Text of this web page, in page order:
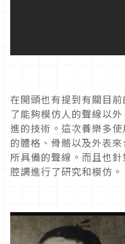
在開頭也有提到有關目
了能夠模仿人的聲線以
進的技術。這次養樂多
的體格、骨骼以及外表
所具備的聲線。而且也
腔調進行了研究和模仿。